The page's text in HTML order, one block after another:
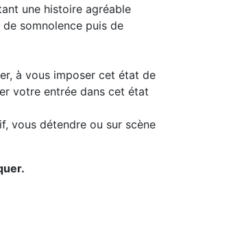
une histoire agréable
somnolence puis de
à vous imposer cet état de
votre entrée dans cet état
vous détendre ou sur scène